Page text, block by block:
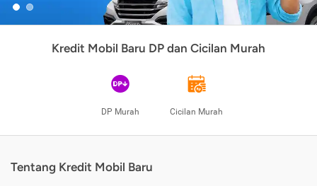
Kredit Mobil Baru DP dan Cicilan Murah
DP Murah Cicilan Murah
Tentang Kredit Mobil Baru